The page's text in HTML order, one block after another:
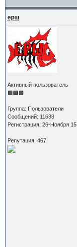
ерш
Активный пользователь
Группа: Пользователи
Сообщений: 11638
Регистрация: 26-Ноября 15
Репутация: 467